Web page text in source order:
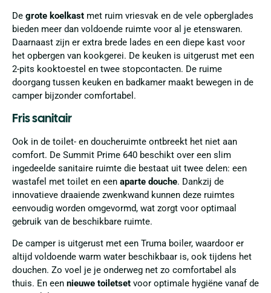
De grote koelkast met ruim vriesvak en de vele opberglades
bieden meer dan voldoende ruimte voor al je etenswaren.
Daarnaast zijn er extra brede lades en een diepe kast voor
het opbergen van kookgerei. De keuken is uitgerust met een
2-pits kooktoestel en twee stopcontacten. De ruime
doorgang tussen keuken en badkamer maakt bewegen in de
camper bijzonder comfortabel.
Fris sanitair
Ook in de toilet- en doucheruimte ontbreekt het niet aan
comfort. De Summit Prime 640 beschikt over een slim
ingedeelde sanitaire ruimte die bestaat uit twee delen: een
wastafel met toilet en een aparte douche. Dankzij de
innovatieve draaiende zwenkwand kunnen deze ruimtes
eenvoudig worden omgevormd, wat zorgt voor optimaal
gebruik van de beschikbare ruimte.
De camper is uitgerust met een Truma boiler, waardoor er
altijd voldoende warm water beschikbaar is, ook tijdens het
douchen. Zo voel je je onderweg net zo comfortabel als
thuis. En een nieuwe toiletset voor optimale hygiëne vanaf de